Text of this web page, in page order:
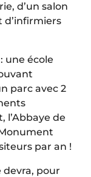
d’un salon
d’infirmiers
une école
parc avec 2
l’Abbaye de
par an !
devra, pour